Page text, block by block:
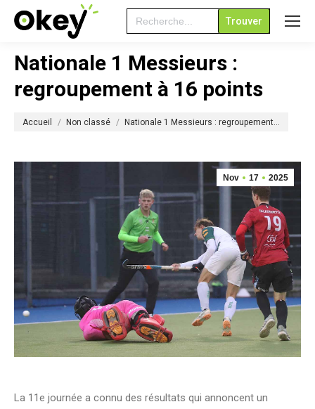
Search
for:
Nationale 1 Messieurs :
regroupement à 16 points
Accueil Non classé Nationale 1 Messieurs : regroupement…
Nov 17 2025
La 11e journée a connu des résultats qui annoncent un